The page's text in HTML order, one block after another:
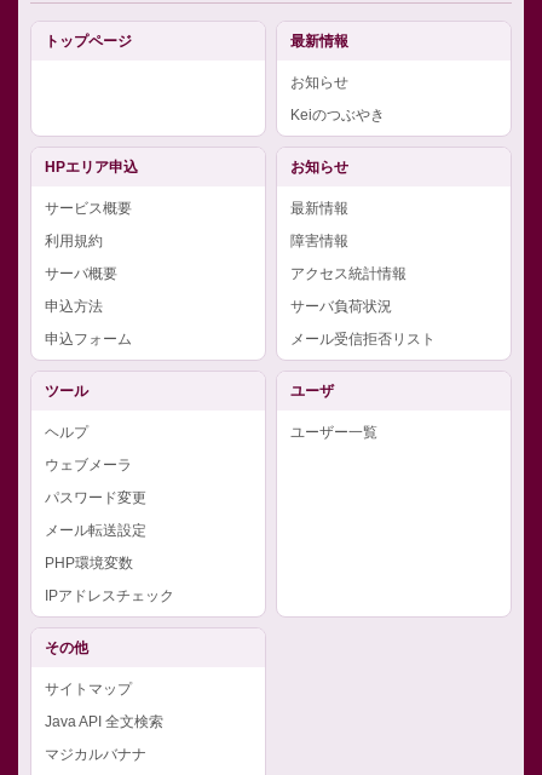
トップページ 最新情報
お知らせ
Keiのつぶやき
HPエリア申込
サービス概要
利用規約
サーバ概要
申込方法
申込フォーム
お知らせ
最新情報
障害情報
アクセス統計情報
サーバ負荷状況
メール受信拒否リスト
ツール
ヘルプ
ウェブメーラ
パスワード変更
メール転送設定
PHP環境変数
IPアドレスチェック
ユーザ
ユーザー一覧
その他
サイトマップ
Java API 全文検索
マジカルバナナ